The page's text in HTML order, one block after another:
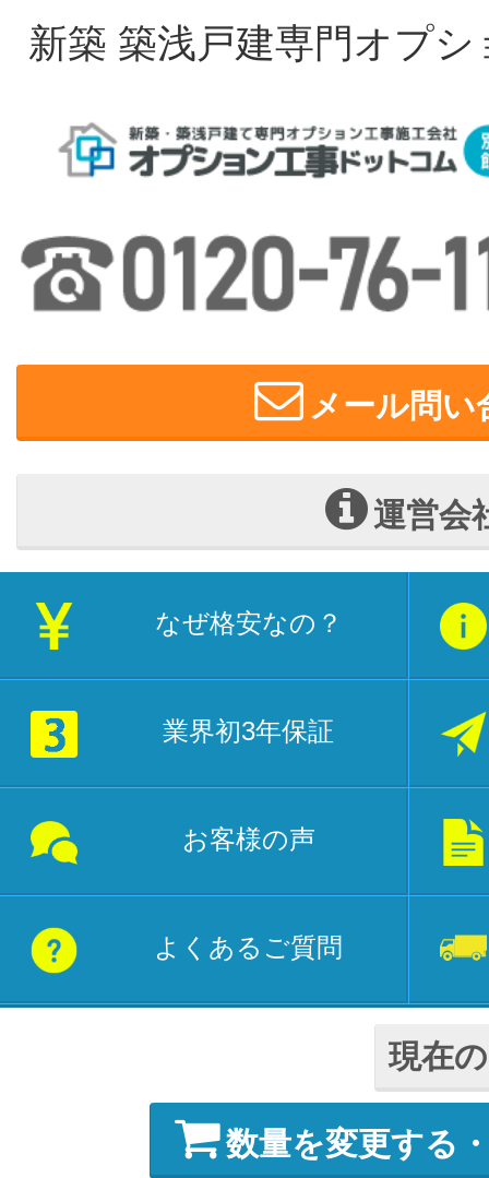
新築 築浅戸建専門オプ
メール問い
運営会
なぜ格安なの？
業界初3年保証
お客様の声
よくあるご質問
現在
数量を変更する